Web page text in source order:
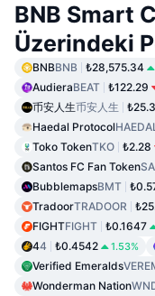
BNB Smart
Üzerindeki
BNBBNB ₺28,575.34
AudieraBEAT ₺122.29
币安人生币安人生
Haedal Protocol
Toko TokenTKO ₺2.28
Santos FC Fan Token
BubblemapsBMT
TradoorTRADOOR
FIGHTFIGHT ₺0.1647
44 ₺0.4542 1.53%
Verified Emeralds
Wonderman Nation